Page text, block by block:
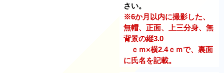
さい。
※6か月以内に撮影した、
無帽、正面、上三分身、無
背景の縦3.0
ｃｍ×横2.4ｃｍで、裏面
に氏名を記載。